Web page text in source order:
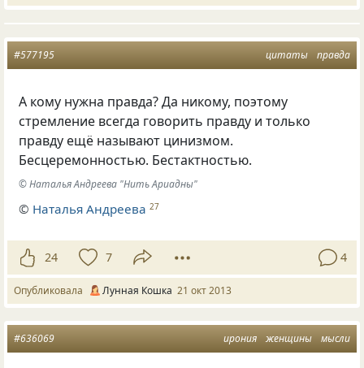
цитаты правда
#577195
А кому нужна правда? Да никому, поэтому
стремление всегда говорить правду и только
правду ещё называют цинизмом.
Бесцеремонностью. Бестактностью.
© Наталья Андреева "Нить Ариадны"
© Наталья Андреева 27
24 7 4
Опубликовала Лунная Кошка 21 окт 2013
ирония женщины мысли
#636069